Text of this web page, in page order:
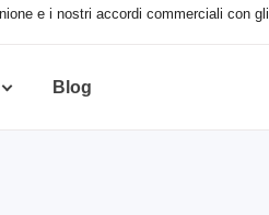
e i nostri accordi commerciali con
Blog